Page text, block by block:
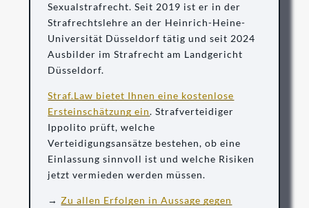
Sexualstrafrecht. Seit 2019 ist er in der
Strafrechtslehre an der Heinrich-Heine-
Universität Düsseldorf tätig und seit 2024
Ausbilder im Strafrecht am Landgericht
Düsseldorf.
Straf.Law bietet Ihnen eine kostenlose
Ersteinschätzung ein. Strafverteidiger
Ippolito prüft, welche
Verteidigungsansätze bestehen, ob eine
Einlassung sinnvoll ist und welche Risiken
jetzt vermieden werden müssen.
→Zu allen Erfolgen in Aussage gegen